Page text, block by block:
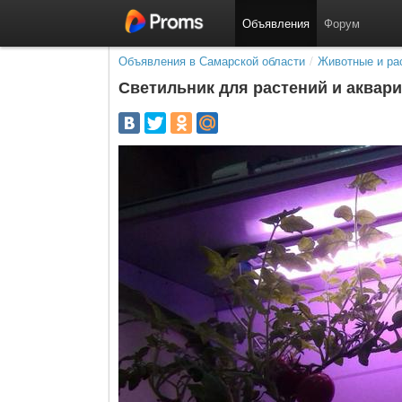
Объявления Форум
Объявления в Самарской области / Животные и
Светильник для растений и